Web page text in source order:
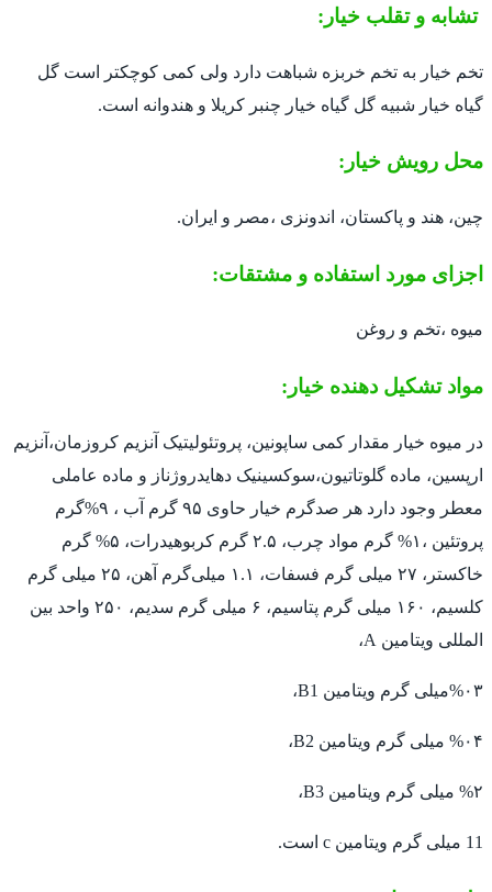
تشابه و تقلب خیار:
تخم خیار به تخم خربزه شباهت دارد ولی کمی کوچکتر است گل
گیاه خیار شبیه گل گیاه خیار چنبر کریلا و هندوانه است.
محل رویش خیار:
چین، هند و پاکستان، اندونزی ،مصر و ایران.
اجزای مورد استفاده و مشتقات:
میوه ،تخم و روغن
مواد تشکیل دهنده خیار:
در میوه خیار مقدار کمی ساپونین، پروتئولیتیک آنزیم کروزمان،آنزیم
ارپسین، ماده گلوتاتیون،سوکسینیک دهایدروژناز و ماده عاملی
معطر وجود دارد هر صدگرم خیار حاوی ۹۵ گرم آب ، ۹%گرم
پروتئین ،۱% گرم مواد چرب، ۲.۵ گرم کربوهیدرات، ۵% گرم
خاکستر، ۲۷ میلی گرم فسفات، ۱.۱ میلی‌گرم آهن، ۲۵ میلی گرم
کلسیم، ۱۶۰ میلی گرم پتاسیم، ۶ میلی گرم سدیم، ۲۵۰ واحد بین
المللی ویتامین A،
%۰۳میلی گرم ویتامین B1،
%۰۴ میلی گرم ویتامین B2،
%۲ میلی گرم ویتامین B3،
11 میلی گرم ویتامین c است.